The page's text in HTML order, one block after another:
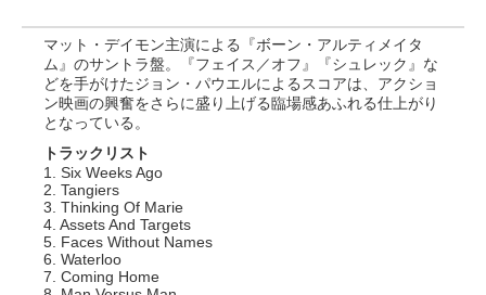
マット・デイモン主演による『ボーン・アルティメイタ
ム』のサントラ盤。『フェイス／オフ』『シュレック』な
どを手がけたジョン・パウエルによるスコアは、アクショ
ン映画の興奮をさらに盛り上げる臨場感あふれる仕上がり
となっている。
トラックリスト
1. Six Weeks Ago
2. Tangiers
3. Thinking Of Marie
4. Assets And Targets
5. Faces Without Names
6. Waterloo
7. Coming Home